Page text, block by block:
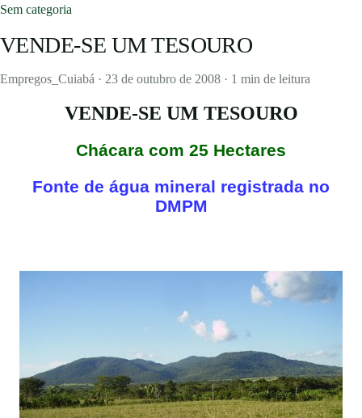
Sem categoria
VENDE-SE UM TESOURO
Empregos_Cuiabá · 23 de outubro de 2008 · 1 min de leitura
VENDE-SE UM TESOURO
Chácara com 25 Hectares
Fonte de água mineral registrada no
DMPM